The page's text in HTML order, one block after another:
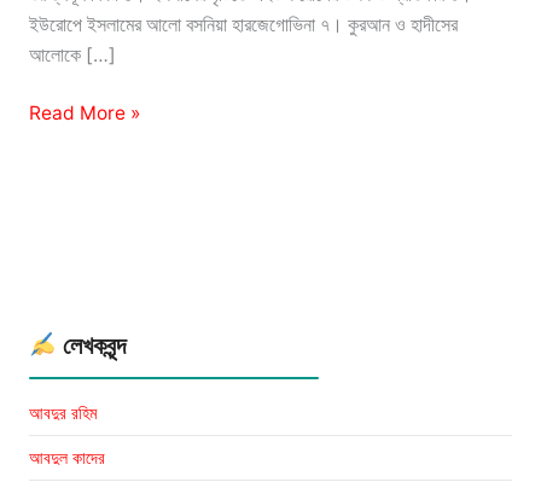
ইউরোপে ইসলামের আলো বসনিয়া হারজেগোভিনা ৭। কুরআন ও হাদীসের
আলোকে […]
এ
Sirajul
Islam
Books
Read More »
লেখকবৃন্দ
আবদুর রহিম
আবদুল কাদের